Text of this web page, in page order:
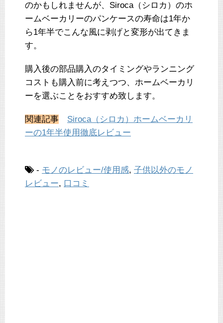
のかもしれませんが、Siroca（シロカ）のホ
ームベーカリーのパンケースの寿命は1年か
ら1年半でこんな風に剥げと変形が出てきま
す。
購入後の部品購入のタイミングやランニング
コストも購入前に考えつつ、ホームベーカリ
ーを選ぶことをおすすめ致します。
関連記事
Siroca（シロカ）ホームベーカリ
ーの1年半使用徹底レビュー
- モノのレビュー/使用感, 子供以外のモノ
レビュー, 口コミ